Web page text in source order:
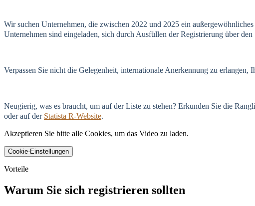
Wir suchen Unternehmen, die zwischen 2022 und 2025 ein
Unternehmen sind eingeladen, sich durch Ausfüllen der Registrierung über
Verpassen Sie nicht die Gelegenheit, internationale Anerkennung zu
Neugierig, was es braucht, um auf der Liste zu stehen? Erkunden Sie die
oder auf der Statista R-Website.
Akzeptieren Sie bitte alle Cookies, um das Video zu laden.
Cookie-Einstellungen
Vorteile
Warum Sie sich registrieren sollten